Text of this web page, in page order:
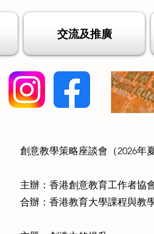
交流及推廣
創意教學策略座談會（2026年夏
主辦：香港創意教育工作者協
合辦：香港教育大學課程與教